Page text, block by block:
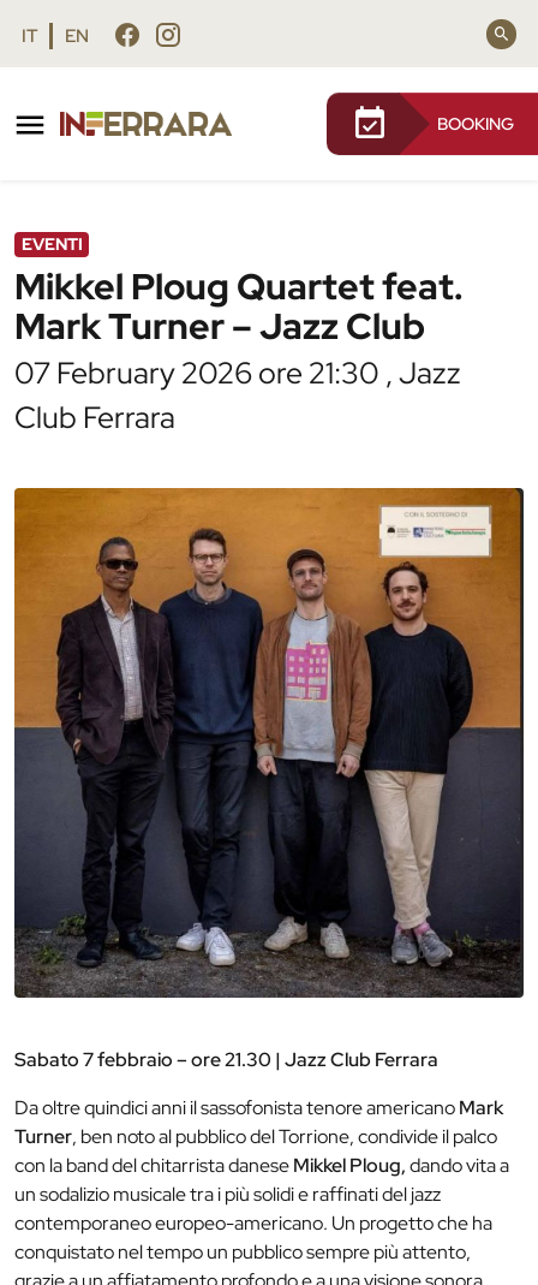
Vai al contenuto principale
Vai al footer
IT EN
BOOKING
Mikkel Ploug Quartet feat. Mark Turner –
EVENTI
Mikkel Ploug Quartet feat.
Mark Turner – Jazz Club
07 February 2026 ore 21:30 , Jazz
Club Ferrara
Sabato 7 febbraio – ore 21.30 | Jazz Club Ferrara
Da oltre quindici anni il sassofonista tenore americanoMark
Turner, ben noto al pubblico del Torrione, condivide il palco
con la band del chitarrista daneseMikkel Ploug,dando vita a
un sodalizio musicale tra i più solidi e raffinati del jazz
contemporaneo europeo-americano. Un progetto che ha
conquistato nel tempo un pubblico sempre più attento,